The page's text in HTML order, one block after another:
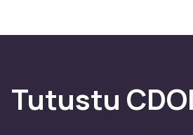
Tutustu